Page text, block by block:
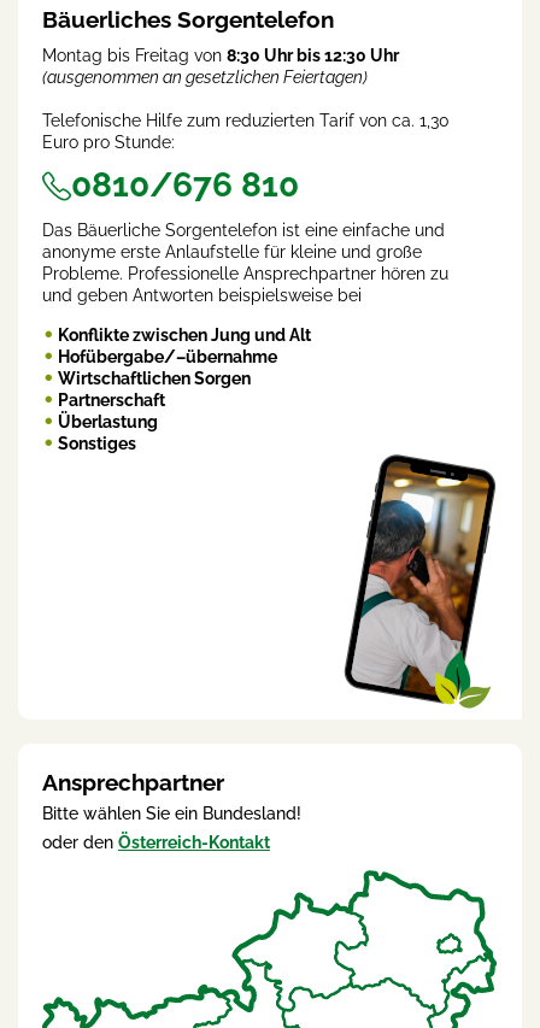
Bäuerliches Sorgentelefon
Montag bis Freitag von 8:30 Uhr bis 12:30 Uhr
(ausgenommen an gesetzlichen Feiertagen)
Telefonische Hilfe zum reduzierten Tarif von ca. 1,30
Euro pro Stunde:
0810/676 810
Das Bäuerliche Sorgentelefon ist eine einfache und
anonyme erste Anlaufstelle für kleine und große
Probleme. Professionelle Ansprechpartner hören zu
und geben Antworten beispielsweise bei
Konflikte zwischen Jung und Alt
Hofübergabe/–übernahme
Wirtschaftlichen Sorgen
Partnerschaft
Überlastung
Sonstiges
Ansprechpartner
Bitte wählen Sie ein Bundesland!
oder den Österreich-Kontakt